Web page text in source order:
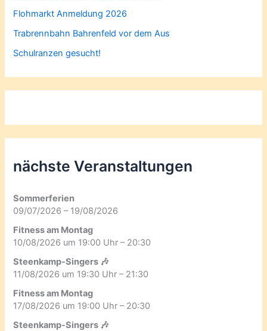
Flohmarkt Anmeldung 2026
Trabrennbahn Bahrenfeld vor dem Aus
Schulranzen gesucht!
nächste Veranstaltungen
Sommerferien
09/07/2026 – 19/08/2026
Fitness am Montag
10/08/2026 um 19:00 Uhr – 20:30
Steenkamp-Singers 🎶
11/08/2026 um 19:30 Uhr – 21:30
Fitness am Montag
17/08/2026 um 19:00 Uhr – 20:30
Steenkamp-Singers 🎶